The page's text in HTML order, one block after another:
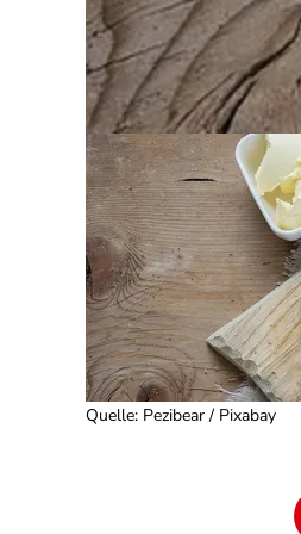
Quelle: Pezibear / Pixabay